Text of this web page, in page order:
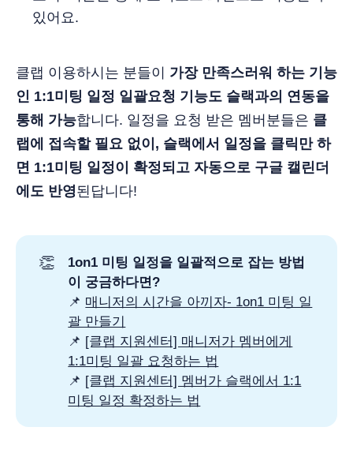
있어요.
클랩 이용하시는 분들이 가장 만족스러워 하는 기능
인 1:1미팅 일정 일괄요청 기능도 슬랙과의 연동을
통해 가능합니다. 일정을 요청 받은 멤버분들은 클
랩에 접속할 필요 없이, 슬랙에서 일정을 클릭만 하
면 1:1미팅 일정이 확정되고 자동으로 구글 캘린더
에도 반영된답니다!
👏
1on1 미팅 일정을 일괄적으로 잡는 방법
이 궁금하다면?
📌 매니저의 시간을 아끼자- 1on1 미팅 일
괄 만들기
📌 [클랩 지원센터] 매니저가 멤버에게
1:1미팅 일괄 요청하는 법
📌 [클랩 지원센터] 멤버가 슬랙에서 1:1
미팅 일정 확정하는 법